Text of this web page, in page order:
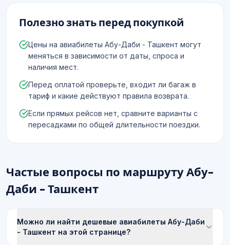
Полезно знать перед покупкой
Цены на авиабилеты Абу-Даби - Ташкент могут
меняться в зависимости от даты, спроса и
наличия мест.
Перед оплатой проверьте, входит ли багаж в
тариф и какие действуют правила возврата.
Если прямых рейсов нет, сравните варианты с
пересадками по общей длительности поездки.
Частые вопросы по маршруту Абу-
Даби - Ташкент
Можно ли найти дешевые авиабилеты Абу-Даби
- Ташкент на этой странице?